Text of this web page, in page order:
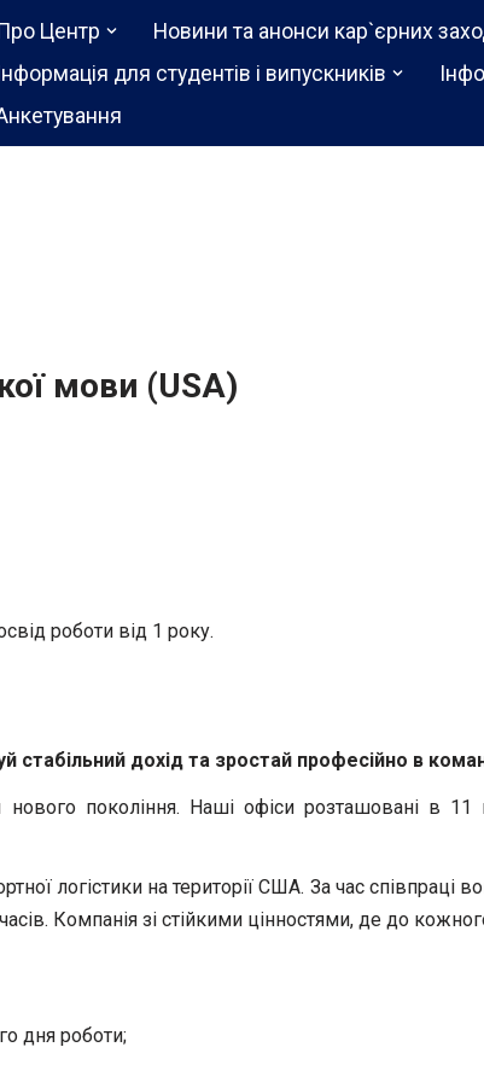
Центр Новини та анонси кар`єрних
для студентів і випускників
мови (USA)
роботи від 1 року.
стабільний дохід та зростай професійно в
покоління. Наші офіси розташовані в 11
логістики на території США. За час
Компанія зі стійкими цінностями, де до
дня роботи;